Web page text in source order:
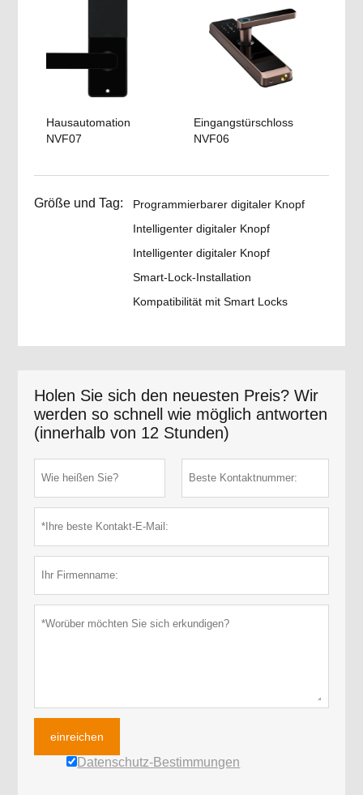
Hausautomation
NVF07
Eingangstürschloss
NVF06
Größe und Tag:
Programmierbarer digitaler Knopf
Intelligenter digitaler Knopf
Intelligenter digitaler Knopf
Smart-Lock-Installation
Kompatibilität mit Smart Locks
Holen Sie sich den neuesten Preis? Wir
werden so schnell wie möglich antworten
(innerhalb von 12 Stunden)
einreichen
Datenschutz-Bestimmungen